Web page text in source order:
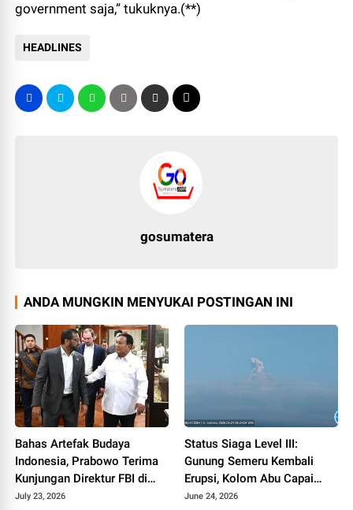
government saja,” tukuknya.(**)
HEADLINES
gosumatera
ANDA MUNGKIN MENYUKAI POSTINGAN INI
Bahas Artefak Budaya
Indonesia, Prabowo Terima
Kunjungan Direktur FBI di
Kertanegara
July 23, 2026
Status Siaga Level III:
Gunung Semeru Kembali
Erupsi, Kolom Abu Capai
600 Meter
June 24, 2026